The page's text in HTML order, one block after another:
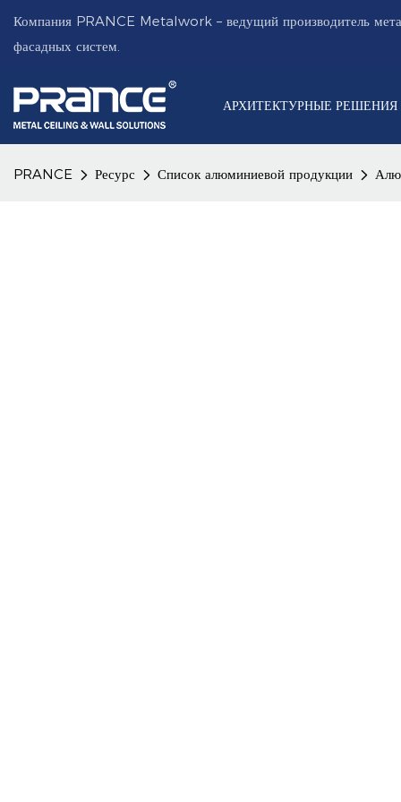
Компания PRANCE Metalwork – ведущий производитель
фасадных систем.
АРХИТЕКТУРНЫЕ РЕШЕНИЯ
PRANCE Ресурс Список алюминиевой продукции